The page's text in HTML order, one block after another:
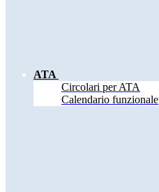
ATA
Circolari per ATA
Calendario funzionale